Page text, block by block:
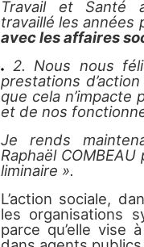
Travail et Santé
travaillé les années
avec les affaires
2. Nous nous
prestations
que cela
et de nos
Je rends
Raphaël
liminaire ».
L’action sociale,
les organisations
parce qu’elle vise